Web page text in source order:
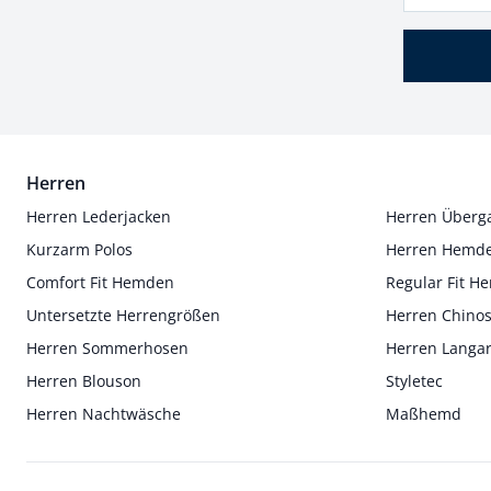
Herren
Herren Lederjacken
Herren
Kurzarm Polos
Herren
Comfort Fit Hemden
Regular Fit
Untersetzte Herrengrößen
Herren Chinos
Herren Sommerhosen
Herren
Herren Blouson
Styletec
Herren Nachtwäsche
Maßhemd